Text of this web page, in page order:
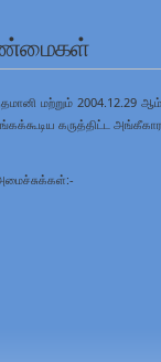
மற்றும் 2004.12.29
கருத்திட்ட